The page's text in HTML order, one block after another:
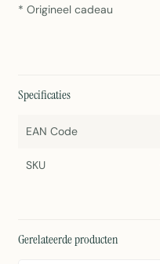
* Origineel cadeau
Specificaties
EAN Code
SKU
Gerelateerde producten